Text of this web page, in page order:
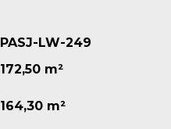
PASJ-LW-249
172,50 m²
164,30 m²